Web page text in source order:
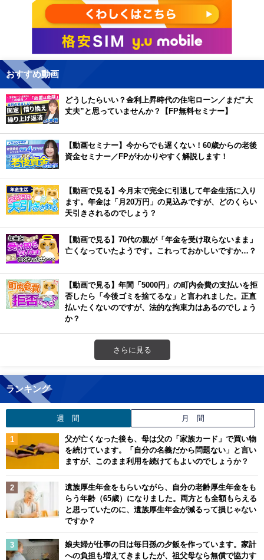
おすすめ動画
どうしたらいい？金利上昇時代の住宅ローン／まだ”大
丈夫”と思っていませんか？【FP無料セミナー】
【動画セミナー】今からでも遅くない！60歳からの老後
資金セミナー／FPがわかりやすく解説します！
【動画で見る】今月末で完全に引退して年金生活に入り
ます。年金は「月20万円」の見込みですが、どのくらい
天引きされるのでしょう？
【動画で見る】70代の親が「年金を受け取らないまま」
亡くなっていたようです。これっておかしいですか…？
【動画で見る】年間「5000円」の町内会費の支払いを拒
否したら「今後ゴミを捨てるな」と言われました。正直
払いたくないのですが、法的な拘束力はあるのでしょう
か？
さらに見る
ランキング
週 間 月 間
父が亡くなった後も、母は父の「家族カード」で買い物
を続けています。「自分の名義だから問題ない」と言い
ますが、このまま利用を続けてもよいのでしょうか？
遺族厚生年金をもらいながら、自分の老齢厚生年金をも
らう年齢（65歳）になりました。両方とも全額もらえる
と思っていたのに、遺族厚生年金が減るって損じゃない
ですか？
娘夫婦が仕事の日は毎日孫の夕飯を作っています。家計
への負担も増えてきましたが、祖父母なら無償で協力す